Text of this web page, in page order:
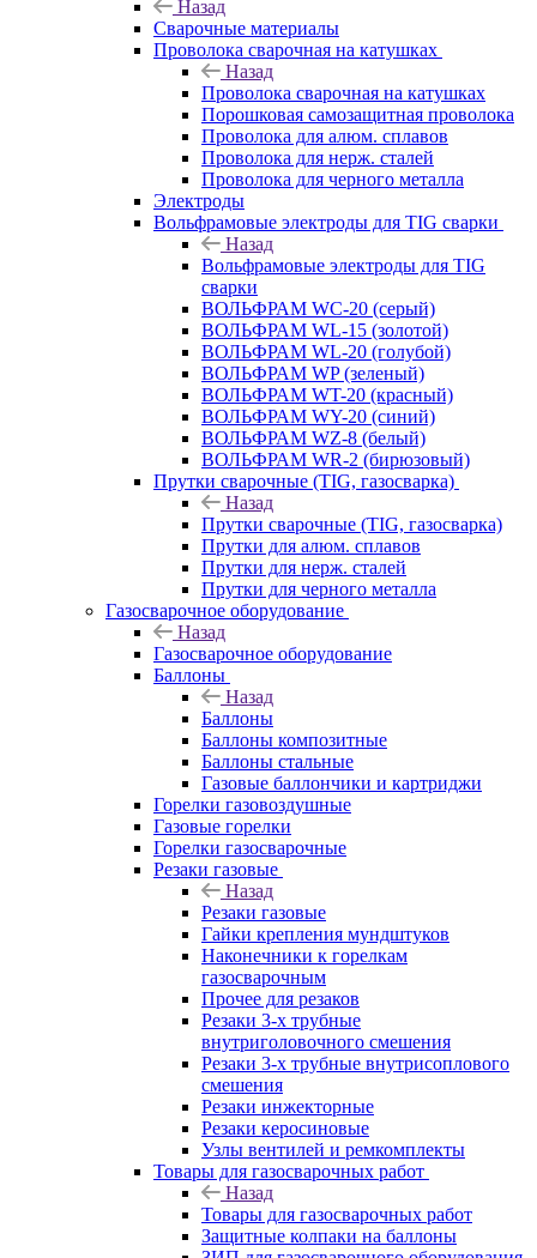
Назад
Сварочные материалы
Проволока сварочная на катушках
Назад
Проволока сварочная на катушках
Порошковая самозащитная проволока
Проволока для алюм. сплавов
Проволока для нерж. сталей
Проволока для черного металла
Электроды
Вольфрамовые электроды для TIG сварки
Назад
Вольфрамовые электроды для TIG
сварки
ВОЛЬФРАМ WC-20 (серый)
ВОЛЬФРАМ WL-15 (золотой)
ВОЛЬФРАМ WL-20 (голубой)
ВОЛЬФРАМ WP (зеленый)
ВОЛЬФРАМ WT-20 (красный)
ВОЛЬФРАМ WY-20 (синий)
ВОЛЬФРАМ WZ-8 (белый)
ВОЛЬФРАМ WR-2 (бирюзовый)
Прутки сварочные (TIG, газосварка)
Назад
Прутки сварочные (TIG, газосварка)
Прутки для алюм. сплавов
Прутки для нерж. сталей
Прутки для черного металла
Газосварочное оборудование
Назад
Газосварочное оборудование
Баллоны
Назад
Баллоны
Баллоны композитные
Баллоны стальные
Газовые баллончики и картриджи
Горелки газовоздушные
Газовые горелки
Горелки газосварочные
Резаки газовые
Назад
Резаки газовые
Гайки крепления мундштуков
Наконечники к горелкам
газосварочным
Прочее для резаков
Резаки 3-х трубные
внутриголовочного смешения
Резаки 3-х трубные внутрисоплового
смешения
Резаки инжекторные
Резаки керосиновые
Узлы вентилей и ремкомплекты
Товары для газосварочных работ
Назад
Товары для газосварочных работ
Защитные колпаки на баллоны